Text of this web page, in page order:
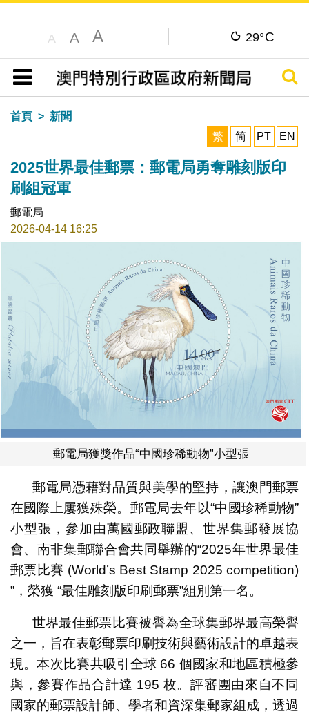
A A A 29°C
目錄
搜尋
首頁
新聞
繁
简 PT EN
2025世界最佳郵票：郵電局勇奪雕刻版印
刷組冠軍
郵電局
2026-04-14 16:25
郵電局獲獎作品“中國珍稀動物”小型張
郵電局憑藉對品質與美學的堅持，讓澳門郵票
在國際上屢獲殊榮。郵電局去年以“中國珍稀動物”
小型張，參加由萬國郵政聯盟、世界集郵發展協
會、南非集郵聯合會共同舉辦的“2025年世界最佳
郵票比賽 (World’s Best Stamp 2025 competition)
”，榮獲 “最佳雕刻版印刷郵票”組別第一名。
世界最佳郵票比賽被譽為全球集郵界最高榮譽
之一，旨在表彰郵票印刷技術與藝術設計的卓越表
現。本次比賽共吸引全球 66 個國家和地區積極參
與，參賽作品合計達 195 枚。評審團由來自不同
國家的郵票設計師、學者和資深集郵家組成，透過